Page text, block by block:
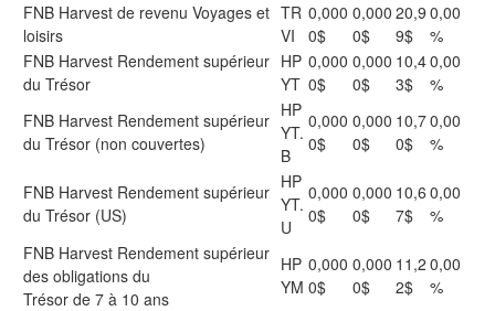
FNB Harvest de revenu Voyages et
loisirs
TR
VI
0,000
0$
0,000
0$
20,9
9$
0,00
%
FNB Harvest Rendement supérieur
du Trésor
HP
YT
0,000
0$
0,000
0$
10,4
3$
0,00
%
FNB Harvest Rendement supérieur
du Trésor (non couvertes)
HP
YT.
B
0,000
0$
0,000
0$
10,7
0$
0,00
%
FNB Harvest Rendement supérieur
du Trésor (US)
HP
YT.
U
0,000
0$
0,000
0$
10,6
7$
0,00
%
FNB Harvest Rendement supérieur
des obligations du
Trésor de 7 à 10 ans
HP
YM
0,000
0$
0,000
0$
11,2
2$
0,00
%